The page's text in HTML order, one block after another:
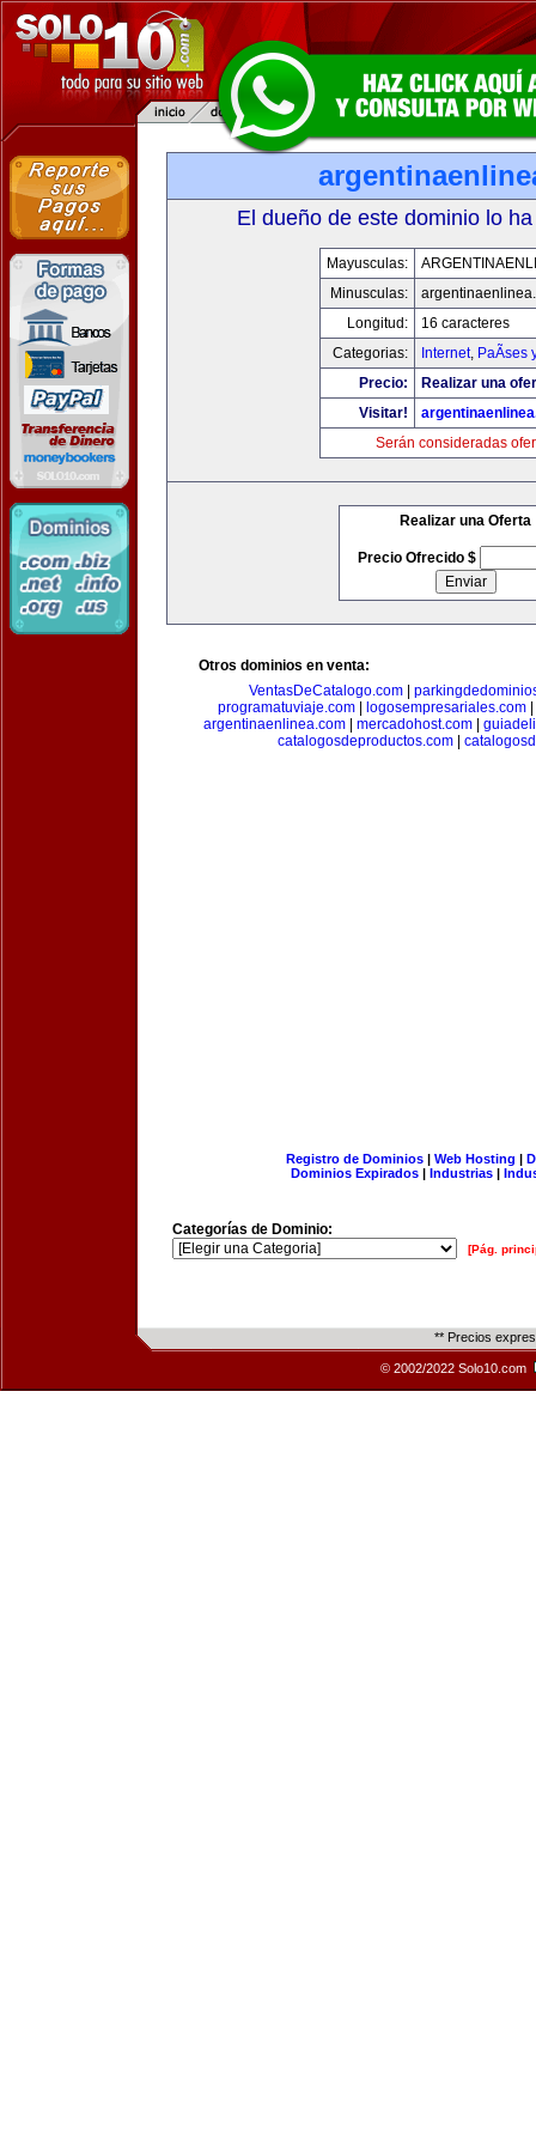
El dueño de este dominio lo
Mayusculas:
Minusculas:
Longitud:
16 caracteres
Categorias:
Internet, PaÃ­ses
Precio:
Realizar una
Visitar!
Serán consideradas
Realizar una Oferta
Precio Ofrecido $
Otros dominios en venta:
VentasDeCatalogo.com|
programatuviaje.com| logosempresariales.com|
argentinaenlinea.com| mercadohost.com|
catalogosdeproductos.com
Registro de Dominios| Web Hosting |
Dominios Expirados | Industrias |
Categorías de Dominio:
[Pág.
** Precios
© 2002/2022 Solo10.com